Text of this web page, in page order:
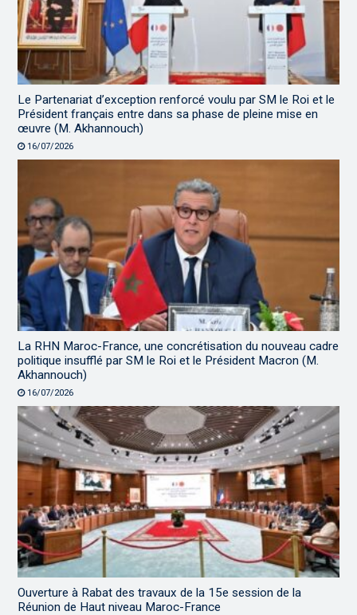
Le Partenariat d’exception renforcé voulu par SM le Roi et le
Président français entre dans sa phase de pleine mise en
œuvre (M. Akhannouch)
16/07/2026
La RHN Maroc-France, une concrétisation du nouveau cadre
politique insufflé par SM le Roi et le Président Macron (M.
Akhannouch)
16/07/2026
Ouverture à Rabat des travaux de la 15e session de la
Réunion de Haut niveau Maroc-France